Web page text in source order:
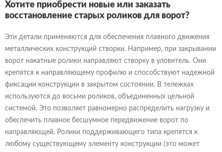
Хотите приобрести новые или заказать
восстановление старых роликов для ворот?
Эти детали применяются для обеспечения плавного движения
металлических конструкций створки. Например, при закрывании
ворот накатные ролики направляют створку в уловитель. Они
крепятся к направляющему профилю и способствуют надежной
фиксации конструкции в закрытом состоянии. В тележках
используются до восьми роликов, объединенных цельной
системой. Это позволяет равномерно распределить нагрузку и
обеспечить плавное бесшумное передвижение ворот по
направляющей. Ролики поддерживающего типа крепятся к
любому существующему элементу конструкции (это может